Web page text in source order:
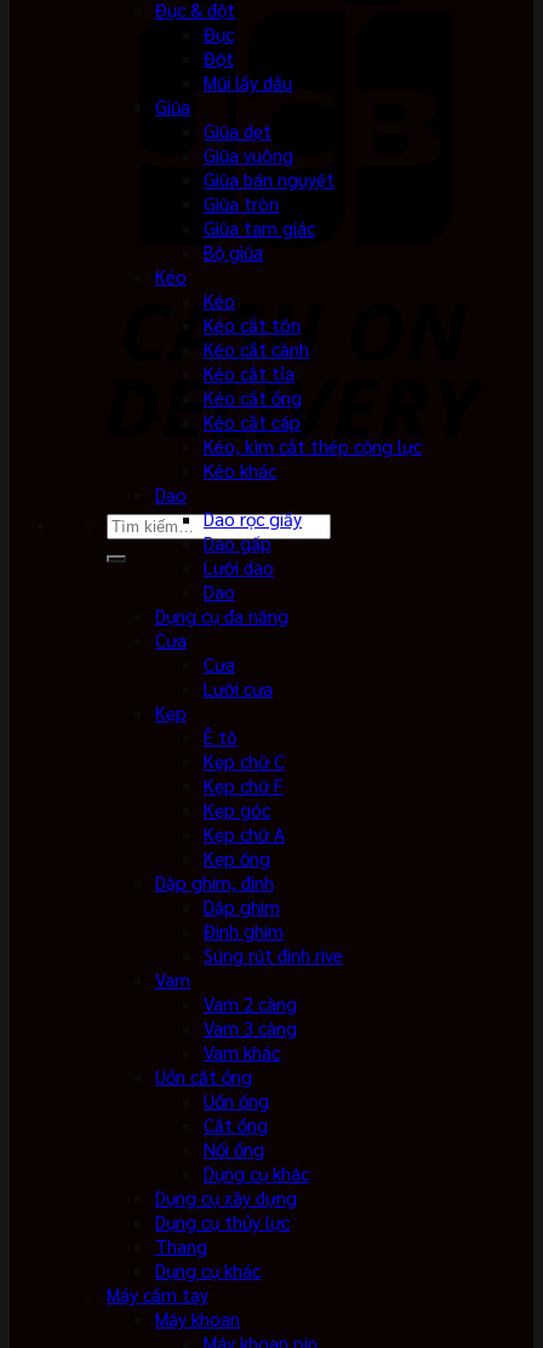
Tìm
Đục & đột
Đục
Đột
Mũi lấy dấu
Giũa
Giũa dẹt
Giũa vuông
Giũa bán nguyệt
Giũa tròn
Giũa tam giác
Bộ giũa
Kéo
Kéo
Kéo cắt tôn
Kéo cắt cành
Kéo cắt tỉa
Kéo cắt ống
Kéo cắt cáp
Kéo, kìm cắt thép cộng lực
Kéo khác
Dao
Dao rọc giấy
Dao gấp
Lưỡi dao
Dao
Dụng cụ đa năng
Cưa
Cưa
Lưỡi cưa
Kẹp
Ê tô
Kẹp chữ C
Kẹp chữ F
Kẹp góc
Kẹp chữ A
Kẹp ống
Dập ghim, đinh
Dập ghim
Đinh ghim
Súng rút đinh rive
Vam
Vam 2 càng
Vam 3 càng
Vam khác
Uốn cắt ống
Uốn ống
Cắt ống
Nối ống
Dụng cụ khác
Dụng cụ xây dựng
Dụng cụ thủy lực
Thang
Dụng cụ khác
Máy cầm tay
Máy khoan